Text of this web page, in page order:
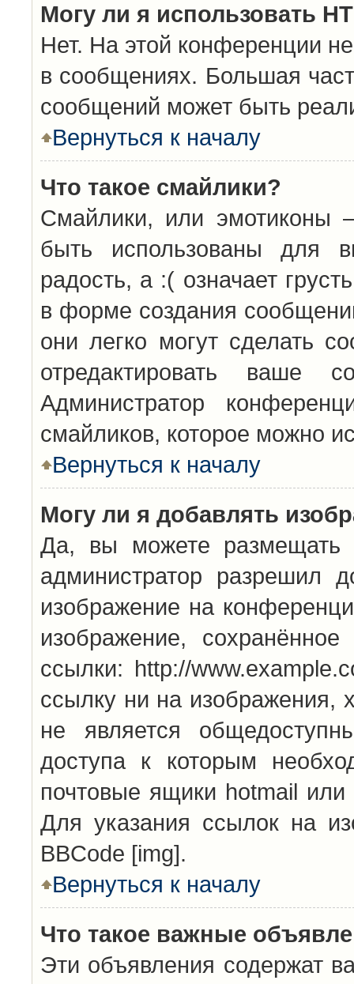
Могу ли я использовать
Нет. На этой конференции
в сообщениях. Большая
сообщений может быть
Вернуться к началу
Что такое смайлики?
Смайлики, или эмотиконы
быть использованы для
радость, а :( означает
в форме создания
они легко могут сделать
отредактировать ваше
Администратор
смайликов, которое можно
Вернуться к началу
Могу ли я добавлять
Да, вы можете размещать
администратор разрешил
изображение на
изображение,
ссылки: http://
ссылку ни на
не является
доступа к которым
почтовые ящики hotmail
Для указания ссылок на
BBCode [img].
Вернуться к началу
Что такое важные
Эти объявления содержат